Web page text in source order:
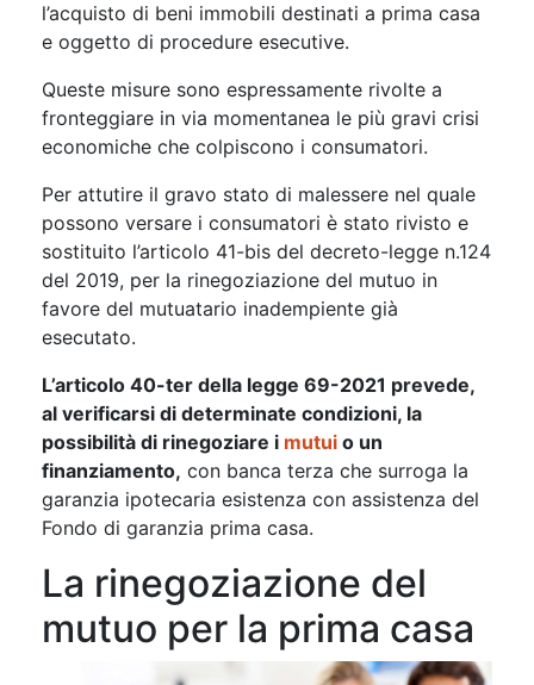
l’acquisto di beni immobili destinati a prima casa
e oggetto di procedure esecutive.
Queste misure sono espressamente rivolte a
fronteggiare in via momentanea le più gravi crisi
economiche che colpiscono i consumatori.
Per attutire il gravo stato di malessere nel quale
possono versare i consumatori è stato rivisto e
sostituito l’articolo 41-bis del decreto-legge n.124
del 2019, per la rinegoziazione del mutuo in
favore del mutuatario inadempiente già
esecutato.
L’articolo 40-ter della legge 69-2021 prevede,
al verificarsi di determinate condizioni, la
possibilità di rinegoziare i mutui o un
finanziamento, con banca terza che surroga la
garanzia ipotecaria esistenza con assistenza del
Fondo di garanzia prima casa.
La rinegoziazione del
mutuo per la prima casa